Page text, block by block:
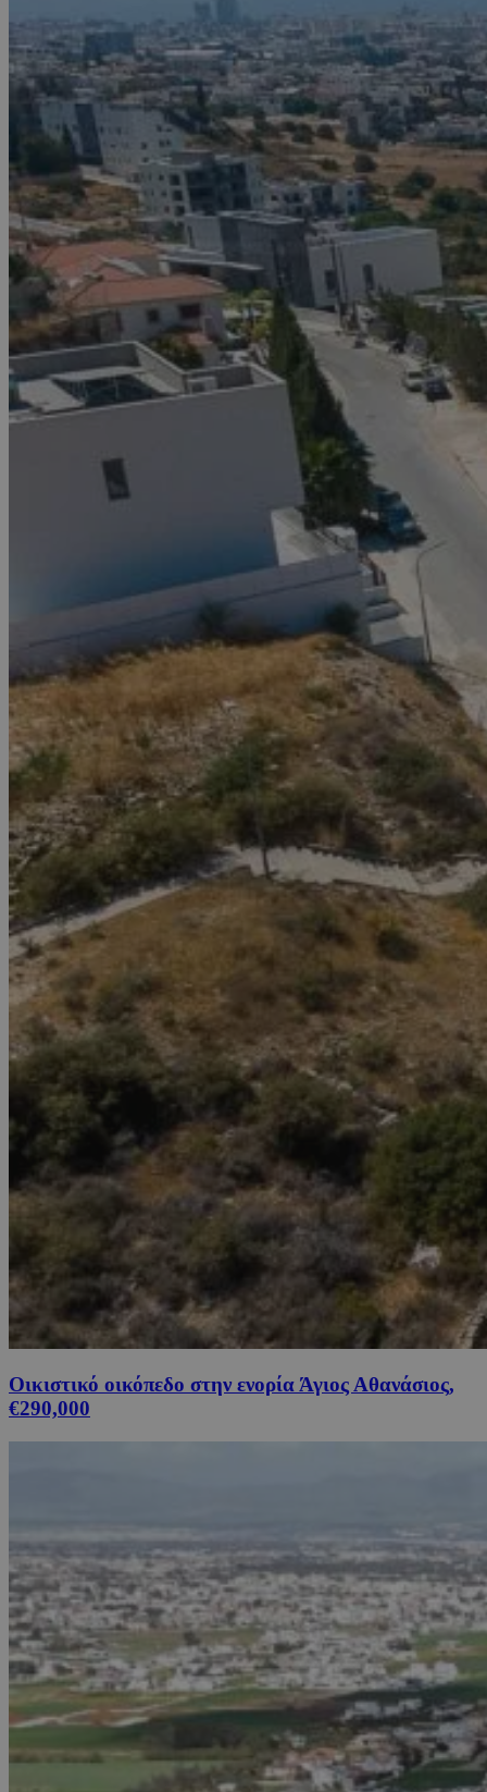
Οικιστικό οικόπεδο στην ενορία Άγιος Αθανάσιος,
€290,000